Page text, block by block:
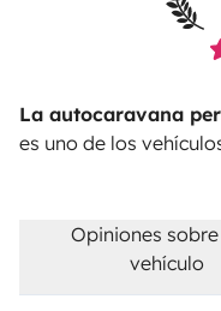
La autocaravana
es uno de los
Opiniones
vehículo